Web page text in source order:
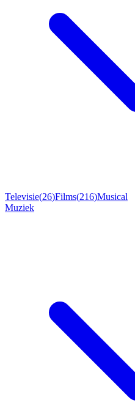
Televisie(26)Films(216)Musical
Muziek